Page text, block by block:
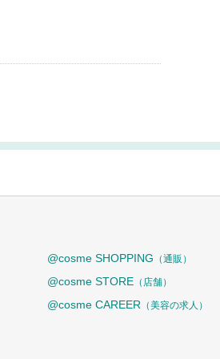
@cosme SHOPPING （通販）
@cosme STORE （店舗）
@cosme CAREER （美容の求人）